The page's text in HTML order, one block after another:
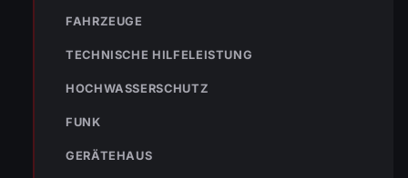
FAHRZEUGE
TECHNISCHE HILFELEISTUNG
HOCHWASSERSCHUTZ
FUNK
GERÄTEHAUS